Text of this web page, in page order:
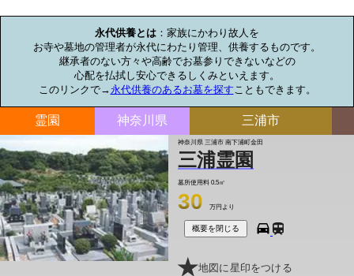
永代供養とは ：家族にかわり故人を
お寺や墓地の管理者が永代にわたり管理、供養するものです。
継承者のない方々や高齢でお墓参りできないなどの
心配を払拭し安心できるしくみといえます。
このリンクで→永代供養のあるお墓を探す こともできます。
霊園 神奈川県 三浦市
神奈川県 三浦市 南下浦町金田
三浦霊園
墓所使用料 0.5㎡
30 万円より
概要を閉じる
地図に星印をつける